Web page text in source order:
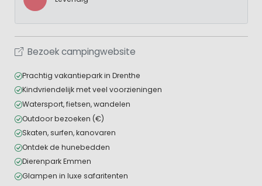
Bezoek campingwebsite
Prachtig vakantiepark in Drenthe
Kindvriendelijk met veel voorzieningen
Watersport, fietsen, wandelen
Outdoor bezoeken (€)
Skaten, surfen, kanovaren
Ontdek de hunebedden
Dierenpark Emmen
Glampen in luxe safaritenten